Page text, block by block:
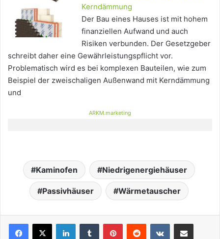
Kerndämmung
Der Bau eines Hauses ist mit hohem
finanziellen Aufwand und auch
Risiken verbunden. Der Gesetzgeber
schreibt daher eine Gewährleistungspflicht vor.
Problematisch wird es bei komplexen Bauteilen, wie zum
Beispiel der zweischaligen Außenwand mit Kerndämmung
und
ARKM.marketing
Kaminofen Niedrigenergiehäuser
Passivhäuser Wärmetauscher